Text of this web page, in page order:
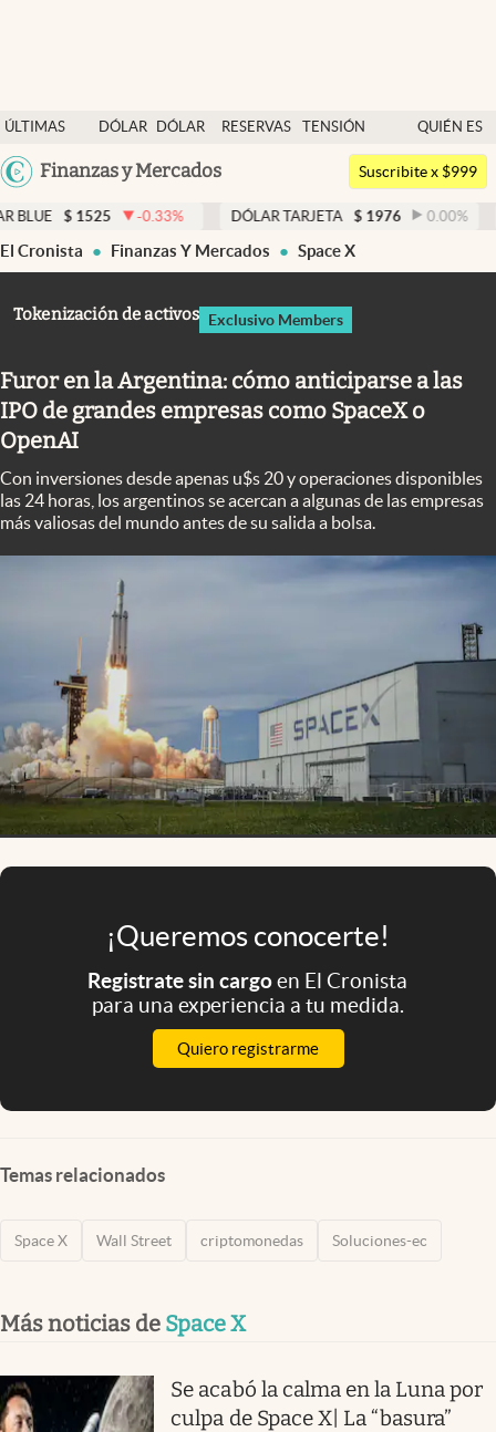
ÚLTIMAS
NOTICIAS
DÓLAR
DÓLAR
RESERVAS
TENSIÓN
GEOPOLÍTICA
QUIÉN ES
QUIÉN
Argentina
Finanzas y Mercados
Dólar
Members
Economía y Política
Finanzas y Mercados
Columnistas
Otras secciones
Infotechnology
Mundial 2026
Eventos Corporativos
El Cronista Studio
Mediakit
abre en nueva pestaña
Argentina
Suscribite x $999
-0.33% DÓLAR TARJETA $ 1976 0.00% DÓLAR
El Cronista Finanzas Y Mercados Space X
Tokenización de activos Exclusivo Members
Furor en la Argentina: cómo anticiparse a las
IPO de grandes empresas como SpaceX o
OpenAI
Con inversiones desde apenas u$s 20 y operaciones disponibles
las 24 horas, los argentinos se acercan a algunas de las empresas
más valiosas del mundo antes de su salida a bolsa.
¡Queremos conocerte!
Registrate sin cargoen El Cronista
para una experiencia a tu medida.
Quiero registrarme
Temas relacionados
Space X Wall Street criptomonedas Soluciones-ec
Más noticias de Space X
Se acabó la calma en la Luna por
culpa de Space X| La “basura”